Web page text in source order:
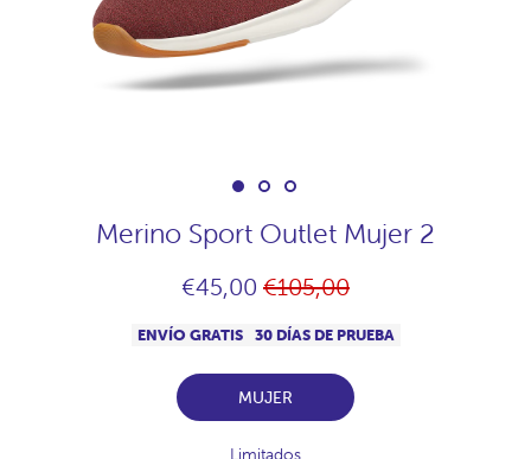
Merino Sport Outlet Mujer 2
€45,00 Precio
habitual
€105,00
ENVÍO GRATIS 30 DÍAS DE PRUEBA
MUJER
Limitados